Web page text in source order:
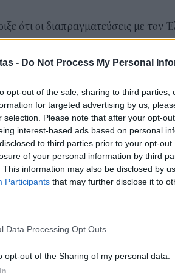
- Do Not Process My Personal
opt-out of the sale, sharing to third
for targeted advertising by us,
selection. Please note that after your opt-
interest-based ads based on personal
to third parties prior to your opt-
of your personal information by third
This information may also be disclosed by
Participants that may further disclose it to
Data Processing Opt Outs
opt-out of the Sharing of my personal data.
ότι οι διαπραγματεύσεις με τον
επιχειρηματίας έδειξε να κατανοεί
όπως τη χρήση ανακυκλωμένου
κατάσταση συναγερμού, λόγω της
ήδη εργοστάσια στην Κίνα, τη
η εταιρεία αντιμετωπίζει όλο
της κατασκευής ηλεκτρικών
περισσότερες Κινεζικές
παραδοσιακοί κολοσσοί, όπως η
διαθέτει σε λίθιο είναι
παραγωγή μπαταριών ηλεκτρικών